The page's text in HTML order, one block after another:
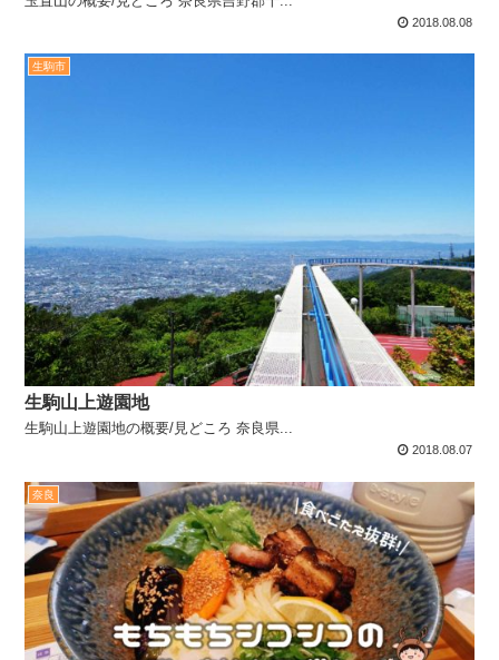
2018.08.08
生駒市
生駒山上遊園地
生駒山上遊園地の概要/見どころ 奈良県...
2018.08.07
奈良